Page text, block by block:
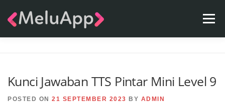
Menu
Kunci Jawaban TTS Pintar Mini Level 9
POSTED ON 21 SEPTEMBER 2023 BY ADMIN